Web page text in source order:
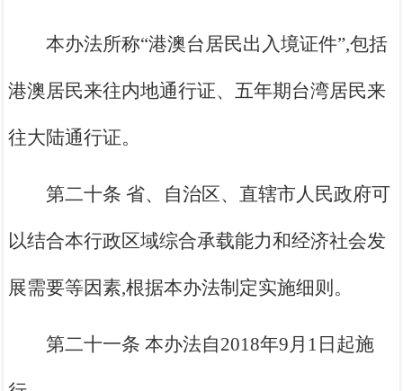
本办法所称“港澳台居民出入境证件”,包括
港澳居民来往内地通行证、五年期台湾居民来
往大陆通行证。
第二十条 省、自治区、直辖市人民政府可
以结合本行政区域综合承载能力和经济社会发
展需要等因素,根据本办法制定实施细则。
第二十一条 本办法自2018年9月1日起施